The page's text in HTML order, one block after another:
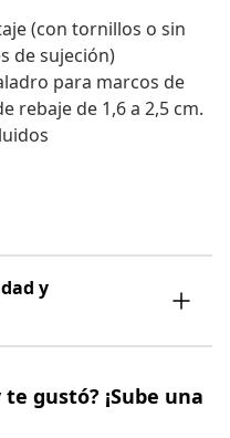
(con tornillos o sin
de sujeción)
para marcos de
rebaje de 1,6 a 2,5 cm.
y
gustó? ¡Sube una